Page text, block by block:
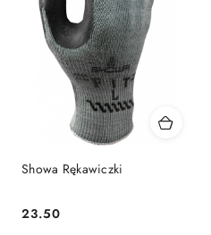
Showa Rękawiczki
Cena:
23.50